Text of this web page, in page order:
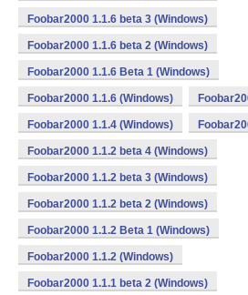
Foobar2000 1.1.6 beta 3 (Windows)
Foobar2000 1.1.6 beta 2 (Windows)
Foobar2000 1.1.6 Beta 1 (Windows)
Foobar2000 1.1.6 (Windows)
Foobar2000 1.1.4 (Windows)
Foobar2000 1.1.2 beta 4 (Windows)
Foobar2000 1.1.2 beta 3 (Windows)
Foobar2000 1.1.2 beta 2 (Windows)
Foobar2000 1.1.2 Beta 1 (Windows)
Foobar2000 1.1.2 (Windows)
Foobar2000 1.1.1 beta 2 (Windows)